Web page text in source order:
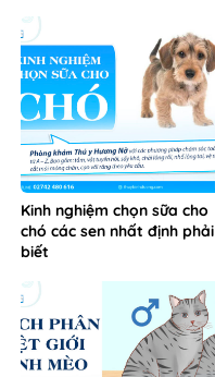
Kinh nghiệm chọn sữa cho
chó các sen nhất định phải
biết